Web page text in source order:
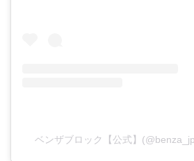
ベンザブロック【公式】